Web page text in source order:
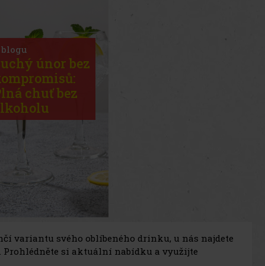
blogu
únor bez
chuť bez
variantu svého oblíbeného drinku, u nás najdete
si aktuální nabídku a využijte